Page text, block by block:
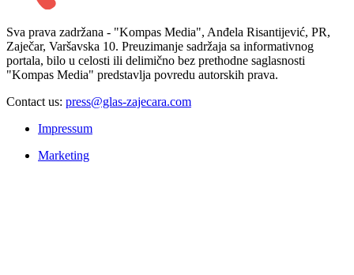
Sva prava zadržana - "Kompas Media", Anđela Risantijević, PR,
Zaječar, Varšavska 10. Preuzimanje sadržaja sa informativnog
portala, bilo u celosti ili delimično bez prethodne saglasnosti
"Kompas Media" predstavlja povredu autorskih prava.
Contact us: press@glas-zajecara.com
Impressum
Marketing